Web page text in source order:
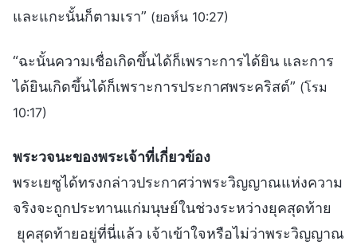
และแกะนั้นก็ตามเรา” (ยอห์น 10:27)
“ฉะนั้นความเชื่อเกิดขึ้นได้ก็เพราะการได้ยิน และการ
ได้ยินเกิดขึ้นได้ก็เพราะการประกาศพระคริสต์” (โรม
10:17)
พระวจนะของพระเจ้าที่เกี่ยวข้อง
พระเยซูได้ทรงกล่าวประกาศว่าพระวิญญาณแห่งความ
จริงจะถูกประทานแก่มนุษย์ในช่วงระหว่างยุคสุดท้าย
ยุคสุดท้ายอยู่ที่นี่แล้ว เจ้าเข้าใจหรือไม่ว่าพระวิญญาณ